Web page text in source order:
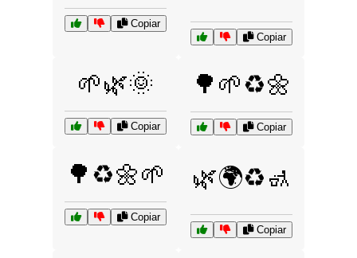
Copiar
Copiar
🌱🌿🌞
Copiar
🌳🌱♻️🌼
Copiar
🌳♻️🌼🌱
Copiar
🌿🌍♻️🚮
Copiar